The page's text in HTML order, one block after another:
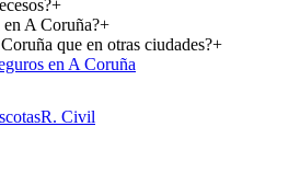
+
en A Coruña?+
que en otras ciudades?+
en A Coruña
R. Civil